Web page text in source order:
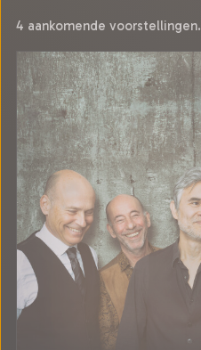
4 aankomende voorstellingen.